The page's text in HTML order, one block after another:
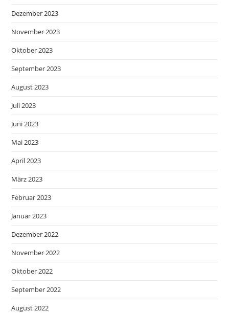
Dezember 2023
November 2023
Oktober 2023
September 2023
August 2023
Juli 2023
Juni 2023
Mai 2023
April 2023
März 2023
Februar 2023
Januar 2023
Dezember 2022
November 2022
Oktober 2022
September 2022
August 2022